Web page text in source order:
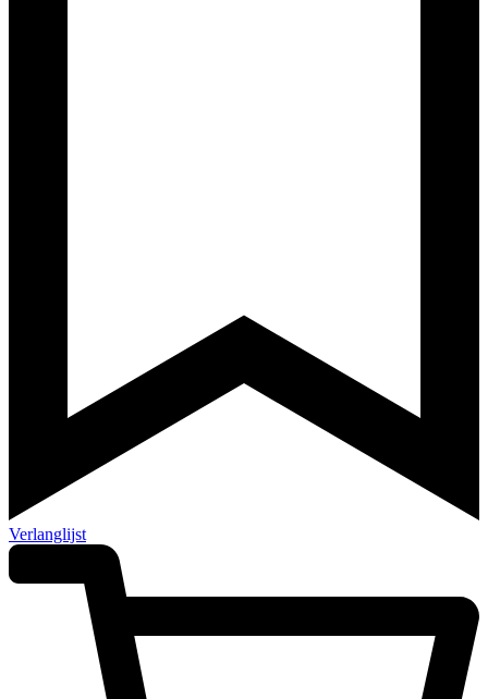
Verlanglijst